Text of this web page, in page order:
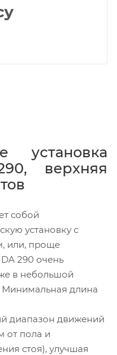
установка
верхняя
собой
установку с
или, проще
290 очень
в небольшой
Минимальная длина
диапазон движений
от пола и
стоя), улучшая